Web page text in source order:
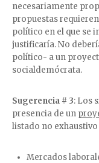
necesariamente
propuestas
político en el que se
justificaría. No
político- a un
socialdemócrata.
Sugerencia # 3: Los
presencia de un
listado no
Mercados